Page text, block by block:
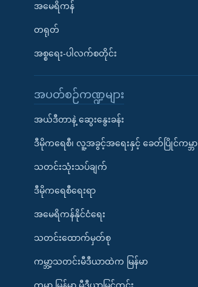
အမေရိကန်
တရုတ်
အစ္စရေး-ပါလက်စတိုင်း
အပတ်စဉ်ကဏ္ဍများ
အယ်ဒီတာနဲ့ ဆွေးနွေးခန်း
ဒီမိုကရေစီ၊ လူ့အခွင့်အရေးနှင့် ခေတ်ပြိုင်ကမ္ဘာ
သတင်းသုံးသပ်ချက်
ဒီမိုကရေစီရေးရာ
အမေရိကန်နိုင်ငံရေး
သတင်းထောက်မှတ်စု
ကမ္ဘာ့သတင်းမီဒီယာထဲက မြန်မာ
ကမ္ဘာ့ မြန်မာ့ မီဒီယာမြင်ကွင်း